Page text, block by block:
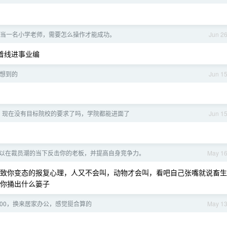
Jun 26
一名小学老师，需要怎么操作才能成功。
线进事业编
Jun 15
到的
Jun 15
现在没有目标院校的要求了吗，学院都能进面了
May 16
在裁员潮的当下反击你的老板，并提高自身竞争力。
你变态的报复心理，人又不会叫，动物才会叫，看吧自己张嘴就说畜生
捅出什么篓子
May 13
，换来居家办公，感觉挺合算的